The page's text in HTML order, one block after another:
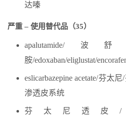
达嗪
严重 – 使用替代品（35）
apalutamide/波舒
胺/edoxaban/eliglustat/
eslicarbazepine acetate/芬太
渗透皮系统
芬太尼透皮